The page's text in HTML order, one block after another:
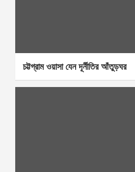
চট্টগ্রাম ওয়াসা যেন দূর্নীতির আঁতুড়ঘর